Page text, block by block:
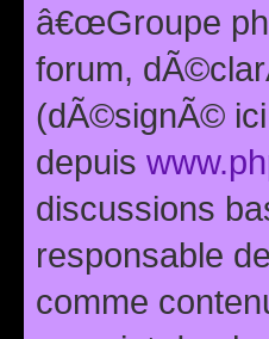
â€œGroupe
forum,
(dÃ©signÃ©
depuis
discussions
responsable
comme